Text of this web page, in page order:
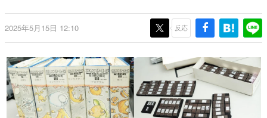
日本モバイルゲーム産業史
日本のモバイルゲーム史における主要なトピック・タイト
解説を掲載。約20年の歴史が一望できる決定版！
若ゲのいたり〜ゲームクリエイターの青春〜
『うつヌケ』『ペンと箸』等で知られるマンガ家・田中圭
一先生によるゲーム業界レポートマンガです。
2025年5月15日 12:10 反応